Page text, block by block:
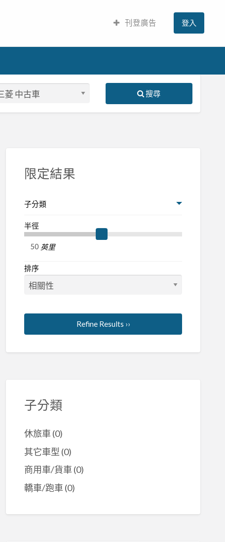
刊登廣告 登入
搜尋
限定結果
子分類
半徑
英里
排序
Refine Results ››
子分類
休旅車(0)
其它車型 (0)
商用車/貨車(0)
轎車/跑車(0)